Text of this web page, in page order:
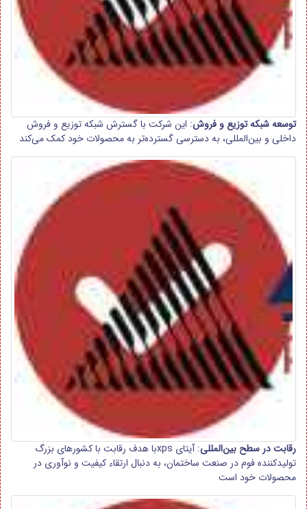
توسعه شبکه توزیع و فروش: این شرکت با گسترش شبکه توزیع و فروش
داخلی و بین‌المللی، به دسترسی گسترده‌تر به محصولات خود کمک می‌کند
رقابت در سطح بین‌المللی
: آیتای xpsبا هدف رقابت با کشورهای بزرگ
تولیدکننده فوم در صنعت ساختمان، به دنبال ارتقاء کیفیت و نوآوری در
محصولات خود است